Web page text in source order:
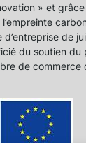
» et
d’entreprise de
du soutien du
de commerce